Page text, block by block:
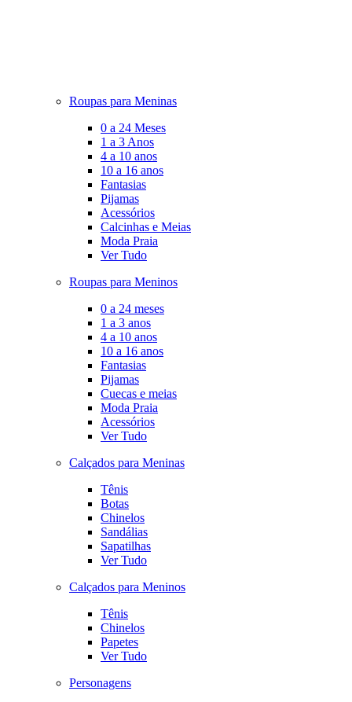
Roupas para Meninas
0 a 24 Meses
1 a 3 Anos
4 a 10 anos
10 a 16 anos
Fantasias
Pijamas
Acessórios
Calcinhas e Meias
Moda Praia
Ver Tudo
Roupas para Meninos
0 a 24 meses
1 a 3 anos
4 a 10 anos
10 a 16 anos
Fantasias
Pijamas
Cuecas e meias
Moda Praia
Acessórios
Ver Tudo
Calçados para Meninas
Tênis
Botas
Chinelos
Sandálias
Sapatilhas
Ver Tudo
Calçados para Meninos
Tênis
Chinelos
Papetes
Ver Tudo
Personagens